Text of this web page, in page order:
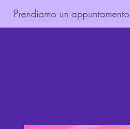
Prendiamo un appuntamento